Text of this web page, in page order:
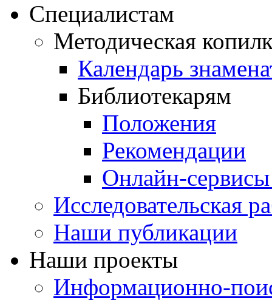
Специалистам
Методическая
Календарь
Библиотекарям
Положения
Рекомендации
Онлайн-сервисы
Исследовательская
Наши публикации
Наши проекты
Информационно-